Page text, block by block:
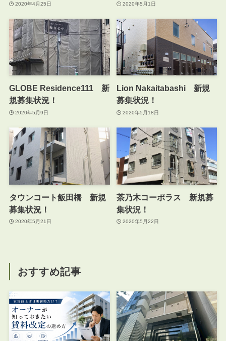
2020年4月25日 2020年5月1日
GLOBE Residence111 新
規募集状況！
2020年5月9日
Lion Nakaitabashi 新規
募集状況！
2020年5月18日
タウンコート飯田橋 新規
募集状況！
2020年5月21日
茶乃木コーポラス 新規募
集状況！
2020年5月22日
おすすめ記事